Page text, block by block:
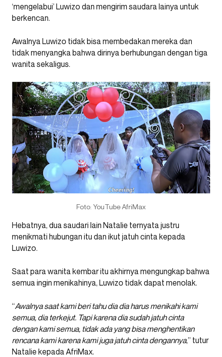
‘mengelabui’ Luwizo dan mengirim saudara lainya untuk
berkencan.
Awalnya Luwizo tidak bisa membedakan mereka dan
tidak menyangka bahwa dirinya berhubungan dengan tiga
wanita sekaligus.
Foto: YouTube AfriMax
Hebatnya, dua saudari lain Natalie ternyata justru
menikmati hubungan itu dan ikut jatuh cinta kepada
Luwizo.
Saat para wanita kembar itu akhirnya mengungkap bahwa
semua ingin menikahinya, Luwizo tidak dapat menolak.
“Awalnya saat kami beri tahu dia dia harus menikahi kami
semua, dia terkejut. Tapi karena dia sudah jatuh cinta
dengan kami semua, tidak ada yang bisa menghentikan
rencana kami karena kami juga jatuh cinta dengannya,” tutur
Natalie kepada AfriMax.